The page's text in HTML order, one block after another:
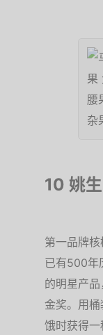
10 姚
第一品牌
已有500年
的明星产
金奖。用
饿时获得